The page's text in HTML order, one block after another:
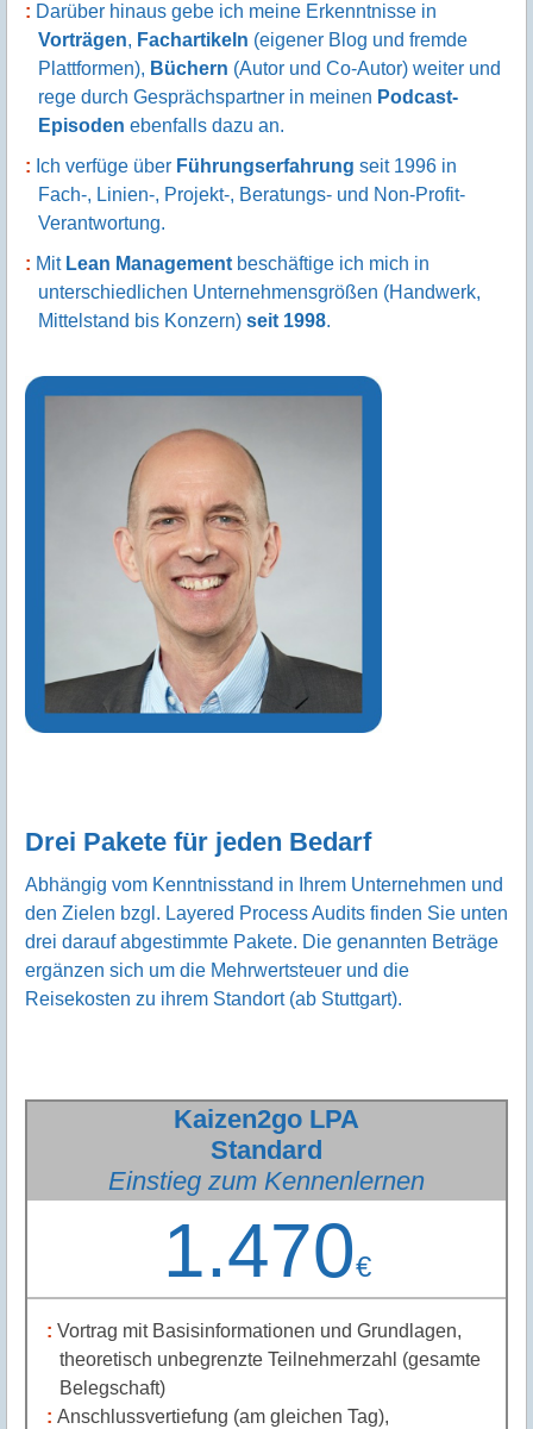
Darüber hinaus gebe ich meine Erkenntnisse in
Vorträgen, Fachartikeln (eigener Blog und fremde
Plattformen), Büchern (Autor und Co-Autor) weiter und
rege durch Gesprächspartner in meinen Podcast-
Episoden ebenfalls dazu an.
Ich verfüge über Führungserfahrung seit 1996 in
Fach-, Linien-, Projekt-, Beratungs- und Non-Profit-
Verantwortung.
Mit Lean Management beschäftige ich mich in
unterschiedlichen Unternehmensgrößen (Handwerk,
Mittelstand bis Konzern)seit 1998.
Drei Pakete für jeden Bedarf
Abhängig vom Kenntnisstand in Ihrem Unternehmen und
den Zielen bzgl. Layered Process Audits finden Sie unten
drei darauf abgestimmte Pakete. Die genannten Beträge
ergänzen sich um die Mehrwertsteuer und die
Reisekosten zu ihrem Standort (ab Stuttgart).
Kaizen2go LPA
Standard
Einstieg zum Kennenlernen
1.470€
Vortrag mit Basisinformationen und Grundlagen,
theoretisch unbegrenzte Teilnehmerzahl (gesamte
Belegschaft)
Anschlussvertiefung (am gleichen Tag),